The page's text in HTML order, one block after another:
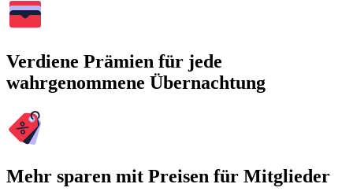
Verdiene Prämien für jede
wahrgenommene Übernachtung
Mehr sparen mit Preisen für Mitglieder